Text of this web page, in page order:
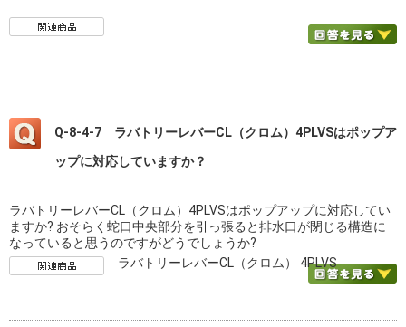
Q-8-4-7 ラバトリーレバーCL（クロム）4PLVSはポップア
ップに対応していますか？
ラバトリーレバーCL（クロム）4PLVSはポップアップに対応してい
ますか? おそらく蛇口中央部分を引っ張ると排水口が閉じる構造に
なっていると思うのですがどうでしょうか?
ラバトリーレバーCL（クロム） 4PLVS